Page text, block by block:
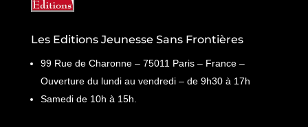
Les Editions Jeunesse Sans Frontières
99 Rue de Charonne – 75011 Paris – France –
Ouverture du lundi au vendredi – de 9h30 à 17h
Samedi de 10h à 15h.